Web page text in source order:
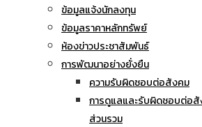
ข้อมูลแจ้งนักลงทุน
ข้อมูลราคาหลักทรัพย์
ห้องข่าวประชาสัมพันธ์
การพัฒนาอย่างยั่งยืน
ความรับผิดชอบต่อสังคม
การดูแลและรับผิดชอบต่อสั
ส่วนรวม